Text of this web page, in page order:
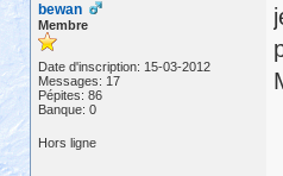
bewan
Membre
Date d'inscription: 15-03-2012
Messages: 17
Pépites: 86
Banque: 0
Hors ligne